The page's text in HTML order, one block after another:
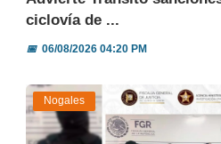
ciclovía de ...
📅06/08/2026 04:20 PM
Nogales